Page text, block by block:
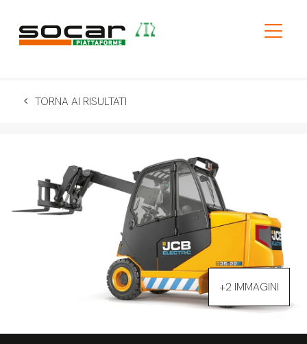
TORNA AI RISULTATI
+2 IMMAGINI